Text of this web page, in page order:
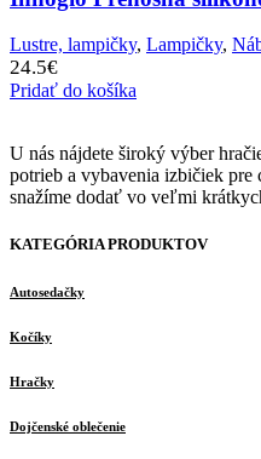
Lustre, lampičky, Lampičky,
24.5€
Pridať do košíka
U nás nájdete široký výber
potrieb a vybavenia izbičiek pre
snažíme dodať vo veľmi
KATEGÓRIA PRODUKTOV
Autosedačky
Kočíky
Hračky
Dojčenské oblečenie